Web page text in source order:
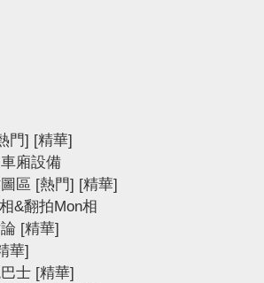
門] [精華]
廂設備
區 [熱門] [精華]
&翻拍Mon相
[精華]
華]
士 [精華]